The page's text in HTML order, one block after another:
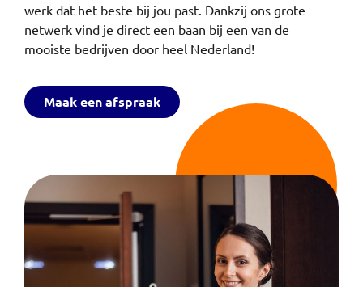
werk dat het beste bij jou past. Dankzij ons grote
netwerk vind je direct een baan bij een van de
mooiste bedrijven door heel Nederland!
Maak een afspraak